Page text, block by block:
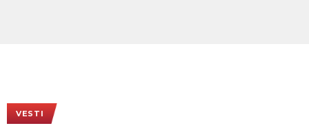
VESTI